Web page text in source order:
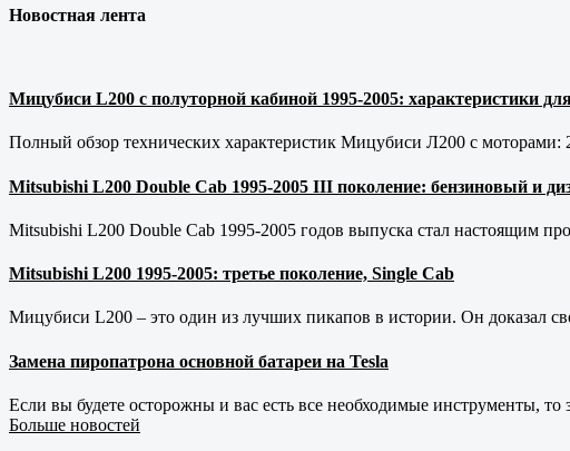
Новостная лента
Мицубиси L200 с полуторной кабиной 1995-2005: характеристики
Полный обзор технических характеристик Мицубиси Л200 с
Mitsubishi L200 Double Cab 1995-2005 III поколение: бензиновый и
Mitsubishi L200 Double Cab 1995-2005 годов выпуска стал настоящим
Mitsubishi L200 1995-2005: третье поколение, Single Cab
Мицубиси L200 – это один из лучших пикапов в истории. Он доказал
Замена пиропатрона основной батареи на Tesla
Если вы будете осторожны и вас есть все необходимые инструменты,
Больше новостей